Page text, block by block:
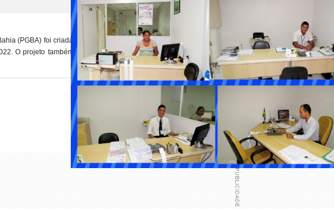
O Reverbera! é um projeto contemplado pelos Editais da
Bahia e tem apoio financeiro do Governo do Estado da
Secretaria de Cultura via Lei Paulo Gustavo, direcionada pelo
(PGBA) foi criada para a efetivação das ações emergenciais de apoio ao setor cultural, visando
O projeto também tem apoio da Universidade Federal do Sul da Bahia. Mais informações pelo